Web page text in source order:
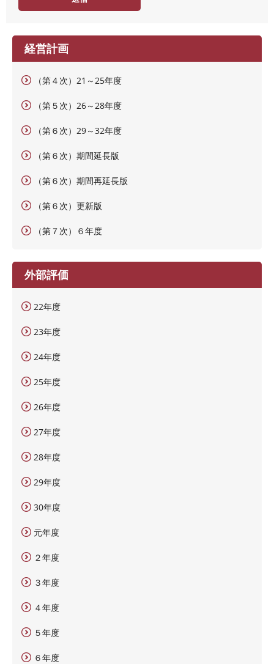
経営計画
（第４次）21～25年度
（第５次）26～28年度
（第６次）29～32年度
（第６次）期間延長版
（第６次）期間再延長版
（第６次）更新版
（第７次）６年度
外部評価
22年度
23年度
24年度
25年度
26年度
27年度
28年度
29年度
30年度
元年度
２年度
３年度
４年度
５年度
６年度